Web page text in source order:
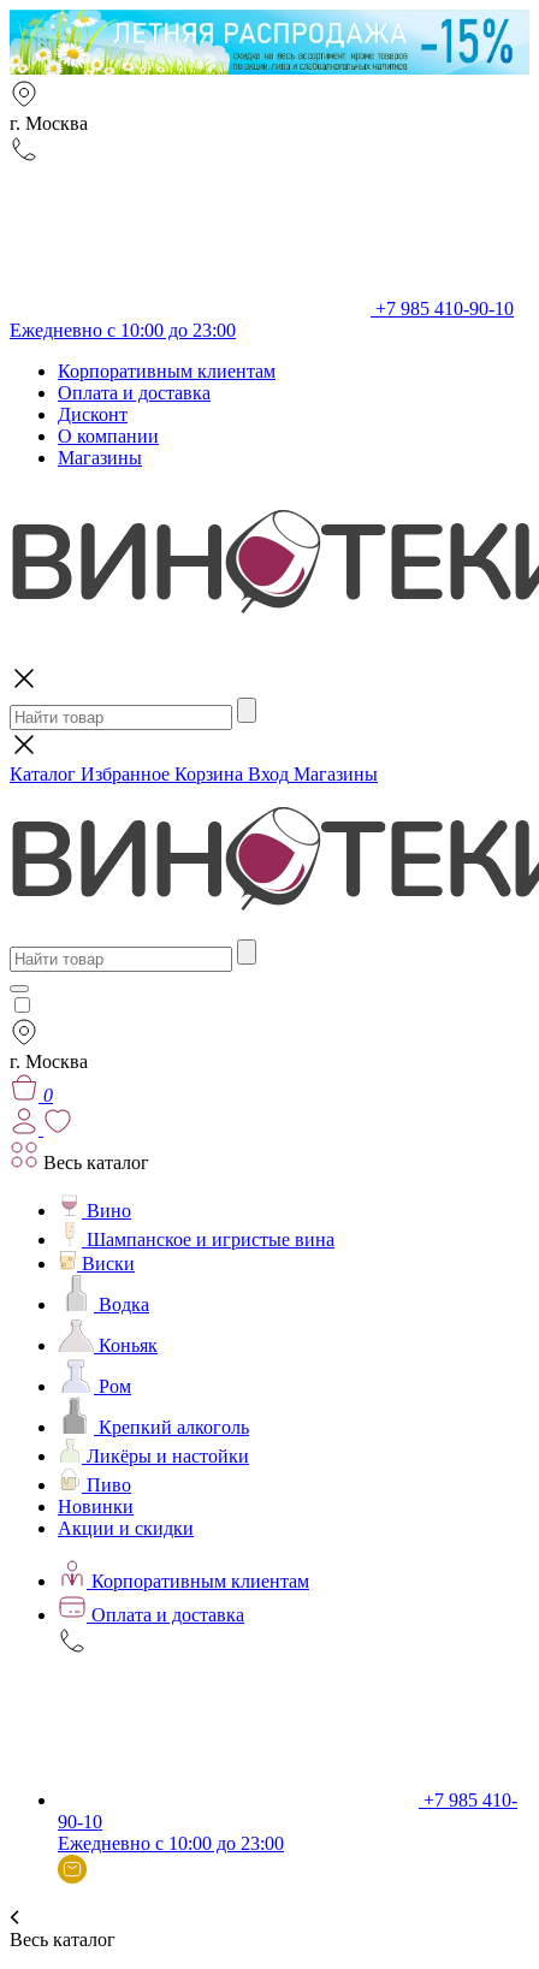
г. Москва
+7 985 410-90-10
Ежедневно с 10:00 до 23:00
Корпоративным клиентам
Оплата и доставка
Дисконт
О компании
Магазины
Каталог Избранное Корзина Вход Магазины
г. Москва
0
Весь каталог
Вино
Шампанское и игристые вина
Виски
Водка
Коньяк
Ром
Крепкий алкоголь
Ликёры и настойки
Пиво
Новинки
Акции и скидки
Корпоративным клиентам
Оплата и доставка
+7 985 410-
90-10
Ежедневно с 10:00 до 23:00
Весь каталог